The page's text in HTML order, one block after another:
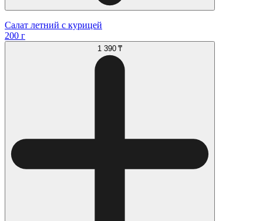
Салат летний с курицей
200 г
1 390 ₸